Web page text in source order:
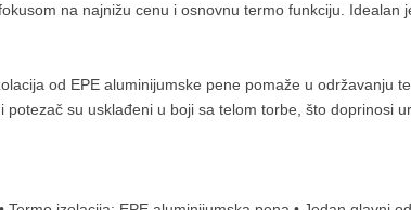
na najnižu cenu i osnovnu termo funkciju.
od EPE aluminijumske pene pomaže u održavanju
su usklađeni u boji sa telom torbe, što doprinosi